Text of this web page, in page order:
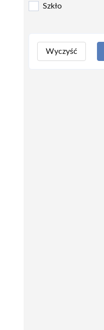
Szkło
Wyczyść